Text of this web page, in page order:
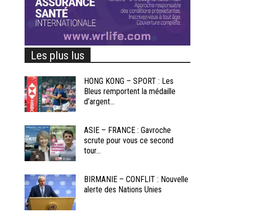
Les plus lus
HONG KONG – SPORT : Les
Bleus remportent la médaille
d’argent...
ASIE – FRANCE : Gavroche
scrute pour vous ce second
tour...
BIRMANIE – CONFLIT : Nouvelle
alerte des Nations Unies